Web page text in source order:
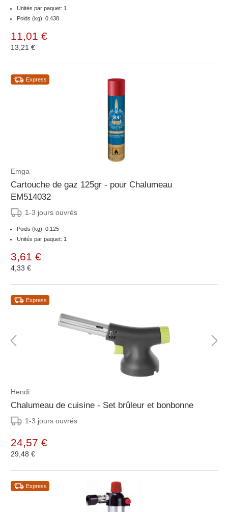
Unités par paquet: 1
Poids (kg): 0.438
11,01 €
13,21 €
Express
Emga
Cartouche de gaz 125gr - pour Chalumeau
EM514032
1-3 jours ouvrés
Poids (kg): 0.125
Unités par paquet: 1
3,61 €
4,33 €
Express
Hendi
Chalumeau de cuisine - Set brûleur et bonbonne
1-3 jours ouvrés
24,57 €
29,48 €
Express